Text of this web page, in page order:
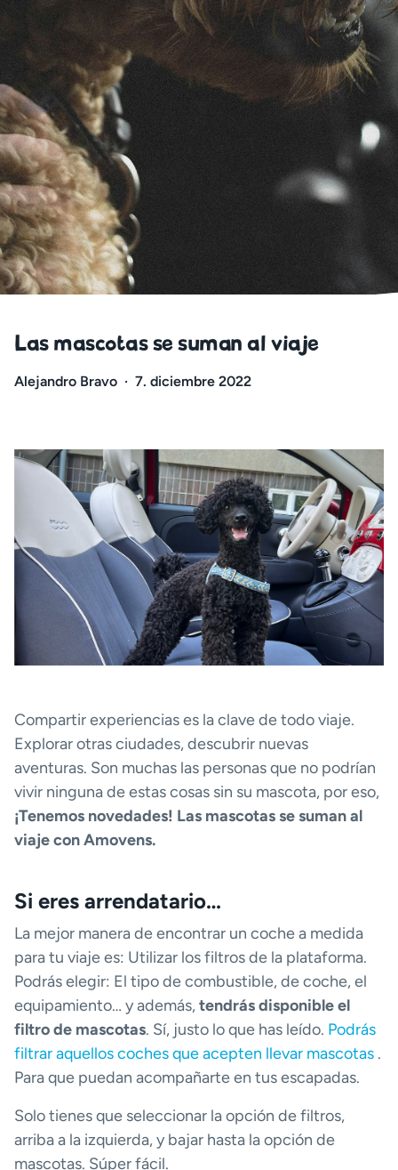
Las mascotas se suman al viaje
Alejandro Bravo · 7. diciembre 2022
Compartir experiencias es la clave de todo viaje.
Explorar otras ciudades, descubrir nuevas
aventuras. Son muchas las personas que no podrían
vivir ninguna de estas cosas sin su mascota, por eso,
¡Tenemos novedades! Las mascotas se suman al
viaje con Amovens.
Si eres arrendatario…
La mejor manera de encontrar un coche a medida
para tu viaje es: Utilizar los filtros de la plataforma.
Podrás elegir: El tipo de combustible, de coche, el
equipamiento… y además,tendrás disponible el
filtro de mascotas. Sí, justo lo que has leído. Podrás
filtrar aquellos coches que acepten llevar mascotas .
Para que puedan acompañarte en tus escapadas.
Solo tienes que seleccionar la opción de filtros,
arriba a la izquierda, y bajar hasta la opción de
mascotas. Súper fácil.